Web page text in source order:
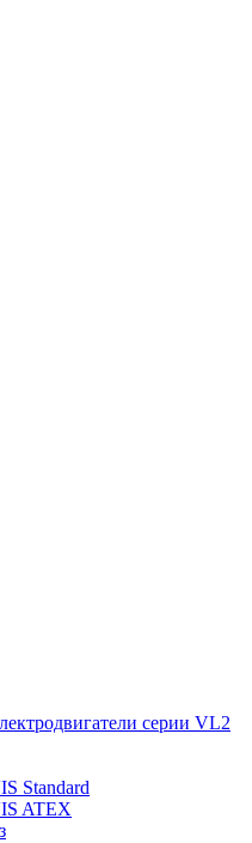
серии VL2
Standard
ATEX